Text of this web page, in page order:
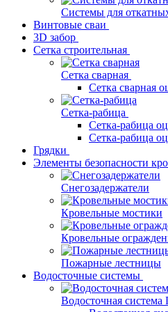
Системы для
Винтовые сваи
3D забор
Сетка строительная
Сетка сварная
Сетка сварная
Сетка-рабица
Сетка-рабица
Сетка-рабица
Грядки
Элементы безопасности
Снегозадержатели
Кровельные мостики
Кровельные
Пожарные лестницы
Водосточные системы
Водосточная